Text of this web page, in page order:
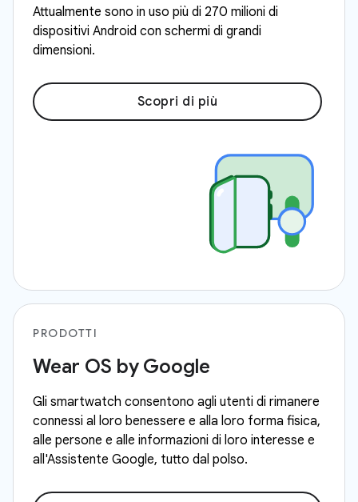
Attualmente sono in uso più di 270 milioni di
dispositivi Android con schermi di grandi
dimensioni.
Scopri di più
PRODOTTI
Wear OS by Google
Gli smartwatch consentono agli utenti di rimanere
connessi al loro benessere e alla loro forma fisica,
alle persone e alle informazioni di loro interesse e
all'Assistente Google, tutto dal polso.